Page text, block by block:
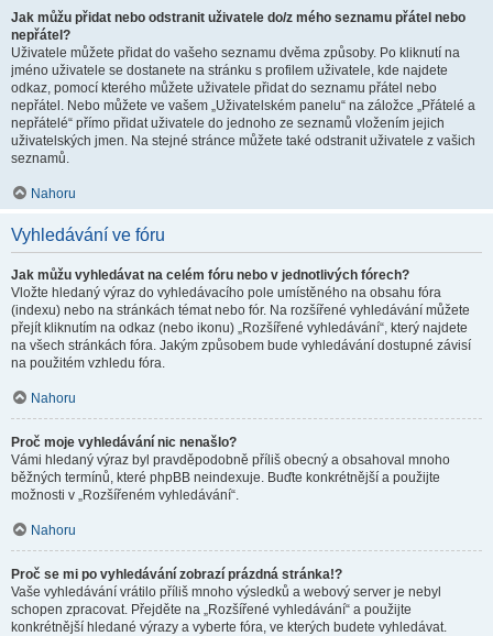
Jak můžu přidat nebo odstranit uživatele do/z mého seznamu přátel nebo
nepřátel?
Uživatele můžete přidat do vašeho seznamu dvěma způsoby. Po kliknutí na
jméno uživatele se dostanete na stránku s profilem uživatele, kde najdete
odkaz, pomocí kterého můžete uživatele přidat do seznamu přátel nebo
nepřátel. Nebo můžete ve vašem „Uživatelském panelu“ na záložce „Přátelé a
nepřátelé“ přímo přidat uživatele do jednoho ze seznamů vložením jejich
uživatelských jmen. Na stejné stránce můžete také odstranit uživatele z vašich
seznamů.
Nahoru
Vyhledávání ve fóru
Jak můžu vyhledávat na celém fóru nebo v jednotlivých fórech?
Vložte hledaný výraz do vyhledávacího pole umístěného na obsahu fóra
(indexu) nebo na stránkách témat nebo fór. Na rozšířené vyhledávání můžete
přejít kliknutím na odkaz (nebo ikonu) „Rozšířené vyhledávání“, který najdete
na všech stránkách fóra. Jakým způsobem bude vyhledávání dostupné závisí
na použitém vzhledu fóra.
Nahoru
Proč moje vyhledávání nic nenašlo?
Vámi hledaný výraz byl pravděpodobně příliš obecný a obsahoval mnoho
běžných termínů, které phpBB neindexuje. Buďte konkrétnější a použijte
možnosti v „Rozšířeném vyhledávání“.
Nahoru
Proč se mi po vyhledávání zobrazí prázdná stránka!?
Vaše vyhledávání vrátilo příliš mnoho výsledků a webový server je nebyl
schopen zpracovat. Přejděte na „Rozšířené vyhledávání“ a použijte
konkrétnější hledané výrazy a vyberte fóra, ve kterých budete vyhledávat.